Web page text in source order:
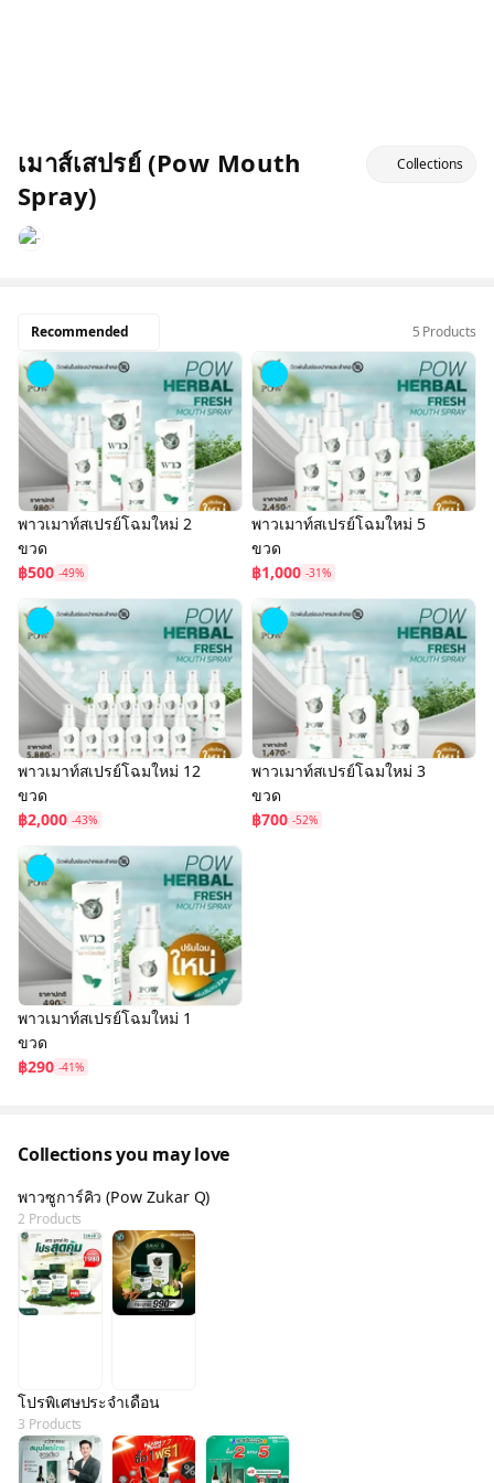
เมาส์เสปรย์ (Pow Mouth
Spray)
Collections
Recommended 5 Products
พาวเมาท์สเปรย์โฉมใหม่ 2
ขวด
฿500 -49%
พาวเมาท์สเปรย์โฉมใหม่ 5
ขวด
฿1,000 -31%
พาวเมาท์สเปรย์โฉมใหม่ 12
ขวด
฿2,000 -43%
พาวเมาท์สเปรย์โฉมใหม่ 3
ขวด
฿700 -52%
พาวเมาท์สเปรย์โฉมใหม่ 1
ขวด
฿290 -41%
Collections you may love
พาวซูการ์คิว (Pow Zukar Q)
2 Products
โปรพิเศษประจำเดือน
3 Products